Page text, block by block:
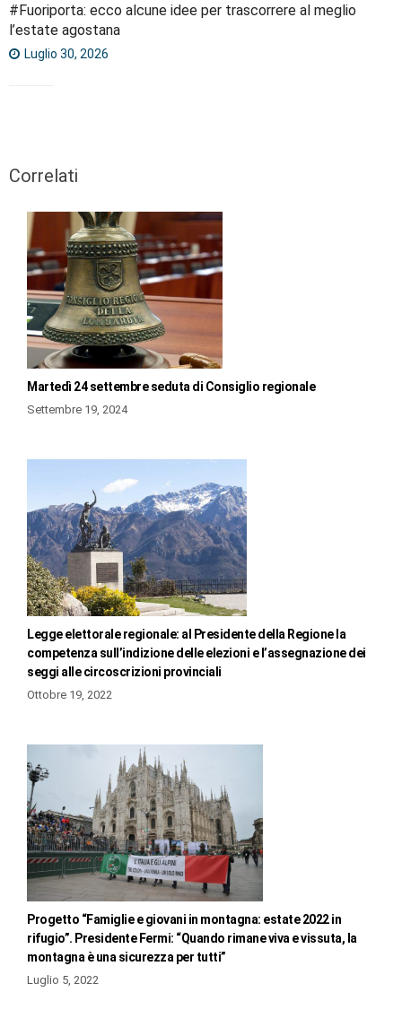
#Fuoriporta: ecco alcune idee per trascorrere al meglio
l’estate agostana
Luglio 30, 2026
Correlati
Martedì 24 settembre seduta di Consiglio regionale
Settembre 19, 2024
Legge elettorale regionale: al Presidente della Regione la
competenza sull’indizione delle elezioni e l’assegnazione dei
seggi alle circoscrizioni provinciali
Ottobre 19, 2022
Progetto “Famiglie e giovani in montagna: estate 2022 in
rifugio”. Presidente Fermi: “Quando rimane viva e vissuta, la
montagna è una sicurezza per tutti”
Luglio 5, 2022